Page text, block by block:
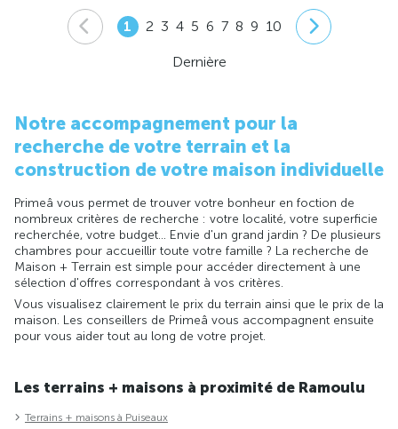
1 2 3 4 5 6 7 8 9 10
Dernière
Notre accompagnement pour la
recherche de votre terrain et la
construction de votre maison individuelle
Primeâ vous permet de trouver votre bonheur en foction de
nombreux critères de recherche : votre localité, votre superficie
recherchée, votre budget... Envie d'un grand jardin ? De plusieurs
chambres pour accueillir toute votre famille ? La recherche de
Maison + Terrain est simple pour accéder directement à une
sélection d'offres correspondant à vos critères.
Vous visualisez clairement le prix du terrain ainsi que le prix de la
maison. Les conseillers de Primeâ vous accompagnent ensuite
pour vous aider tout au long de votre projet.
Les terrains + maisons à proximité de Ramoulu
Terrains + maisons à Puiseaux